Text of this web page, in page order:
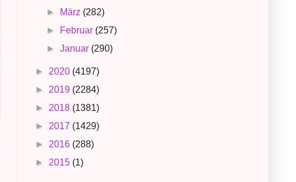
►
März (282)
►
Februar (257)
►Januar (290)
► 2020 (4197)
► 2019 (2284)
► 2018 (1381)
► 2017 (1429)
► 2016 (288)
► 2015 (1)